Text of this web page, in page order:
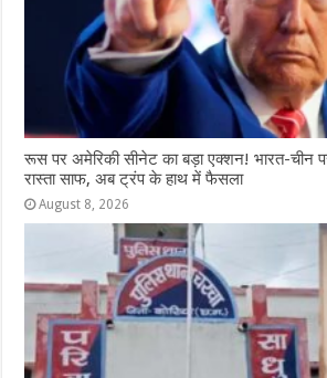
रूस पर अमेरिकी सीनेट का बड़ा एक्शन! भारत-चीन
रास्ता साफ, अब ट्रंप के हाथ में फैसला
August 8, 2026